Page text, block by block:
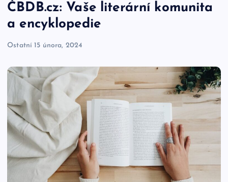
ČBDB.cz: Vaše literární komunita
a encyklopedie
Ostatní 15 února, 2024